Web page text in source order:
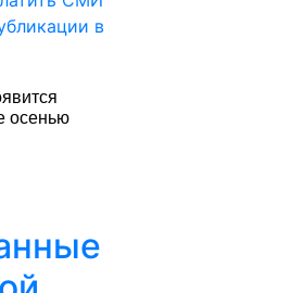
осенью